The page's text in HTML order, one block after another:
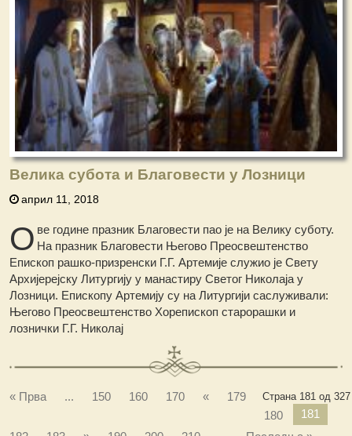
Велика субота и Благовести у Лозници
април 11, 2018
О ве године празник Благовести пао је на Велику суботу.
На празник Благовести Његово Преосвештенство
Епископ рашко-призренски Г.Г. Артемије служио је Свету
Архијерејску Литургију у манастиру Светог Николаја у
Лозници. Епископу Артемију су на Литургији саслуживали:
Његово Преосвештенство Хорепископ старорашки и
лознички Г.Г. Николај
Страна 181 од 327
« Прва ... 150 160 170 «
179
180
181